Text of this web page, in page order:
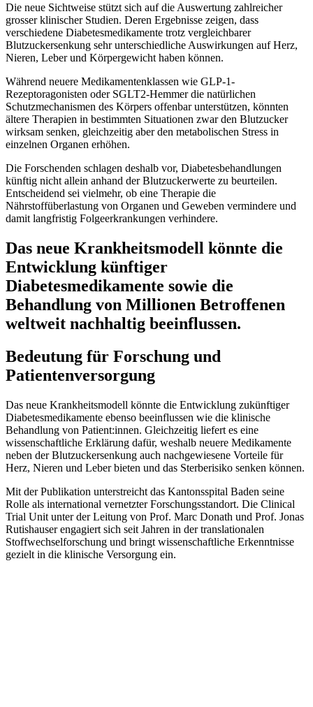
Die neue Sichtweise stützt sich auf die Auswertung zahlreicher
grosser klinischer Studien. Deren Ergebnisse zeigen, dass
verschiedene Diabetesmedikamente trotz vergleichbarer
Blutzuckersenkung sehr unterschiedliche Auswirkungen auf Herz,
Nieren, Leber und Körpergewicht haben können.
Während neuere Medikamentenklassen wie GLP-1-
Rezeptoragonisten oder SGLT2-Hemmer die natürlichen
Schutzmechanismen des Körpers offenbar unterstützen, könnten
ältere Therapien in bestimmten Situationen zwar den Blutzucker
wirksam senken, gleichzeitig aber den metabolischen Stress in
einzelnen Organen erhöhen.
Die Forschenden schlagen deshalb vor, Diabetesbehandlungen
künftig nicht allein anhand der Blutzuckerwerte zu beurteilen.
Entscheidend sei vielmehr, ob eine Therapie die
Nährstoffüberlastung von Organen und Geweben vermindere und
damit langfristig Folgeerkrankungen verhindere.
Das neue Krankheitsmodell könnte die
Entwicklung künftiger
Diabetesmedikamente sowie die
Behandlung von Millionen Betroffenen
weltweit nachhaltig beeinflussen.
Bedeutung für Forschung und
Patientenversorgung
Das neue Krankheitsmodell könnte die Entwicklung zukünftiger
Diabetesmedikamente ebenso beeinflussen wie die klinische
Behandlung von Patient:innen. Gleichzeitig liefert es eine
wissenschaftliche Erklärung dafür, weshalb neuere Medikamente
neben der Blutzuckersenkung auch nachgewiesene Vorteile für
Herz, Nieren und Leber bieten und das Sterberisiko senken können.
Mit der Publikation unterstreicht das Kantonsspital Baden seine
Rolle als international vernetzter Forschungsstandort. Die Clinical
Trial Unit unter der Leitung von Prof. Marc Donath und Prof. Jonas
Rutishauser engagiert sich seit Jahren in der translationalen
Stoffwechselforschung und bringt wissenschaftliche Erkenntnisse
gezielt in die klinische Versorgung ein.